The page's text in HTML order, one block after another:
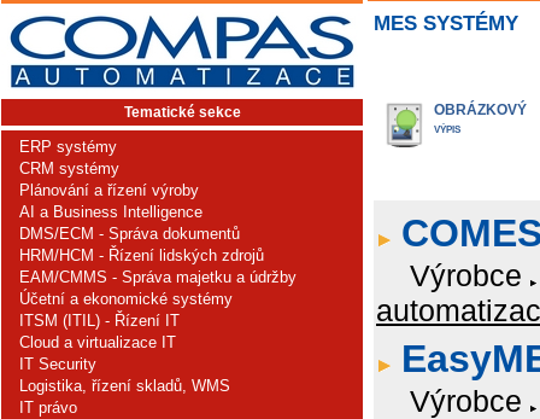
Tematické sekce
ERP systémy
CRM systémy
Plánování a řízení výroby
AI a Business Intelligence
DMS/ECM - Správa dokumentů
HRM/HCM - Řízení lidských zdrojů
EAM/CMMS - Správa majetku a údržby
Účetní a ekonomické systémy
ITSM (ITIL) - Řízení IT
Cloud a virtualizace IT
IT Security
Logistika, řízení skladů, WMS
IT právo
MES SYSTÉMY
OBRÁZKOVÝ
VÝPIS
Výrobce
Výrobce